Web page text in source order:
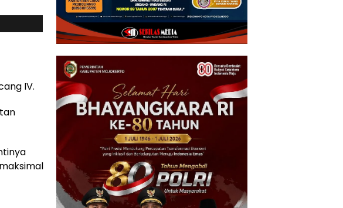
IV.